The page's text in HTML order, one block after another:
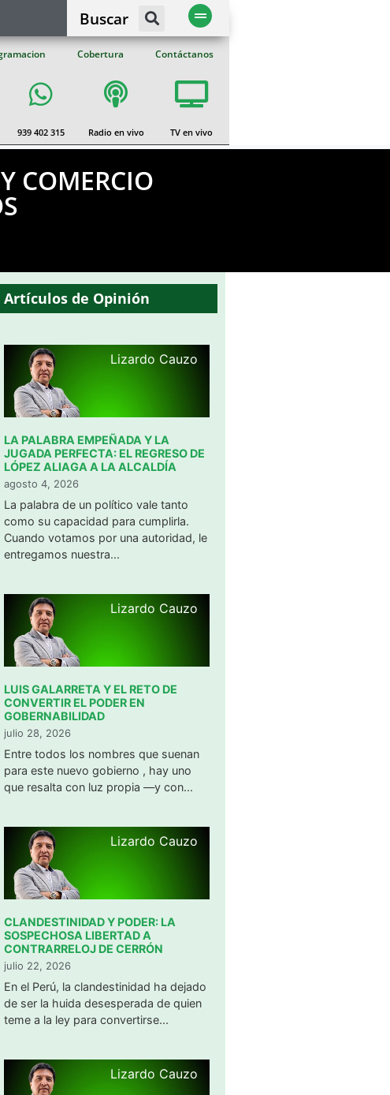
Buscar
Cobertura Contáctanos
939 402 315 Radio en vivo TV en vivo
COMERCIO
Artículos de Opinión
Lizardo Cauzo
LA PALABRA EMPEÑADA Y LA
JUGADA PERFECTA: EL REGRESO DE
LÓPEZ ALIAGA A LA ALCALDÍA
agosto 4, 2026
La palabra de un político vale tanto
como su capacidad para cumplirla.
Cuando votamos por una autoridad, le
entregamos nuestra...
Lizardo Cauzo
LUIS GALARRETA Y EL RETO DE
CONVERTIR EL PODER EN
GOBERNABILIDAD
julio 28, 2026
Entre todos los nombres que suenan
para este nuevo gobierno , hay uno
que resalta con luz propia —y con...
Lizardo Cauzo
CLANDESTINIDAD Y PODER: LA
SOSPECHOSA LIBERTAD A
CONTRARRELOJ DE CERRÓN
julio 22, 2026
​En el Perú, la clandestinidad ha dejado
de ser la huida desesperada de quien
teme a la ley para convertirse...
Lizardo Cauzo